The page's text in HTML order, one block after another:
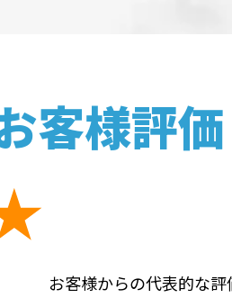
客様評
お客様からの代表的な評